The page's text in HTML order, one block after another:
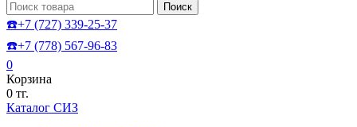
Поиск
☎️+7 (727) 339-25-37
☎️+7 (778) 567-96-83
0
Корзина
0 тг.
Каталог СИЗ